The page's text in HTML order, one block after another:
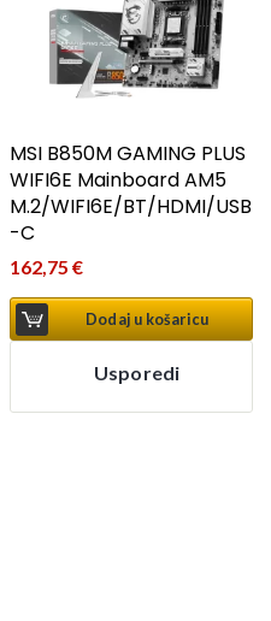
MSI B850M GAMING PLUS
WIFI6E Mainboard AM5
M.2/WIFI6E/BT/HDMI/USB
-C
162,75€
Dodaj u košaricu
Usporedi